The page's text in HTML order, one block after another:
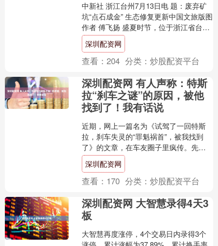
中新社 浙江台州7月13日电 题：废弃矿
坑“点石成金” 生态修复更新中国文旅版图
作者 傅飞扬 盛夏时节，位于浙江省台州
市黄岩区山下郎村的黄岩石窟正以独特
的清凉....
深圳配资网
查看：204 分类：炒股配资平台
深圳配资网 有人声称：特斯
拉“刹车之谜”的原因，被他
找到了！我有话说
近期，网上一篇名为《试驾了一回特斯
拉，刹车失灵的“罪魁祸首”，被我找到
了》的文章，在车友圈子里疯传。先说
说作者得出的结论：他认为特斯拉的“疑
似刹车失灵”，其实是....
深圳配资网
查看： 170 分类：炒股配资平台
深圳配资网 大智慧录得4天3
板
大智慧再度涨停，4个交易日内录得3个